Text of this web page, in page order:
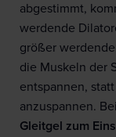
abgestimmt,
werdende
größer
die Muskeln der
entspannen,
anzuspannen.
Gleitgel zum